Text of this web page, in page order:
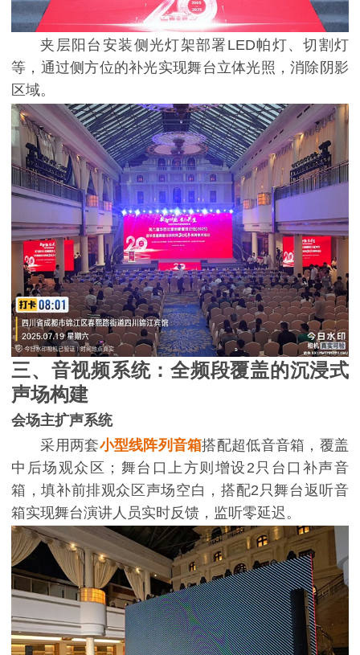
夹层阳台安装侧光灯架部署LED帕灯、切割灯
等，通过侧方位的补光实现舞台立体光照，消除阴影
区域。
三、音视频系统：全频段覆盖的沉浸式
声场构建
会场主扩声系统
采用两套小型线阵列音箱搭配超低音音箱，覆盖
中后场观众区；舞台口上方则增设2只台口补声音
箱，填补前排观众区声场空白，搭配2只舞台返听音
箱实现舞台演讲人员实时反馈，监听零延迟。